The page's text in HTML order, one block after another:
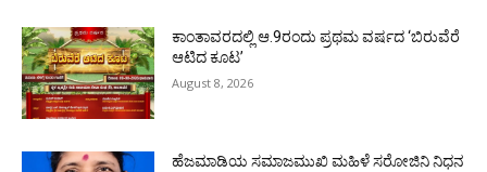
ಕಾಂತಾವರದಲ್ಲಿ ಆ.9ರಂದು ಪ್ರಥಮ ವರ್ಷದ ‘ಬಿರುವೆರೆ
ಆಟಿದ ಕೂಟ’
August 8, 2026
ಹೆಜಮಾಡಿಯ ಸಮಾಜಮುಖಿ ಮಹಿಳೆ ಸರೋಜಿನಿ ನಿಧನ